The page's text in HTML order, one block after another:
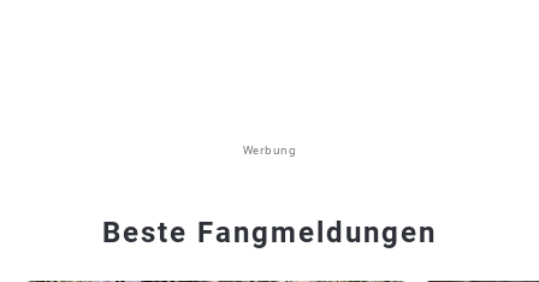
Werbung
Beste Fangmeldungen